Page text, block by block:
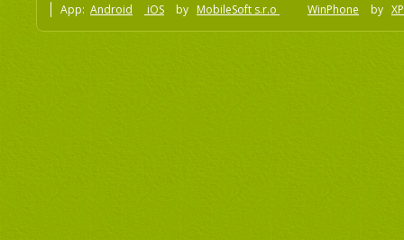
App: Android iOS by MobileSoft s.r.o WinPhone by